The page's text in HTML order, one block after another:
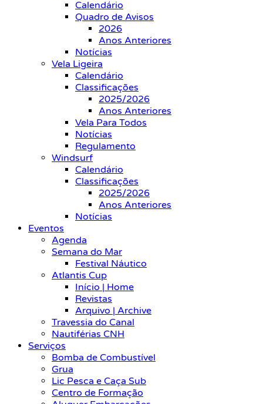
Calendário
Quadro de Avisos
2026
Anos Anteriores
Notícias
Vela Ligeira
Calendário
Classificações
2025/2026
Anos Anteriores
Vela Para Todos
Notícias
Regulamento
Windsurf
Calendário
Classificações
2025/2026
Anos Anteriores
Notícias
Eventos
Agenda
Semana do Mar
Festival Náutico
Atlantis Cup
Início | Home
Revistas
Arquivo | Archive
Travessia do Canal
Nautiférias CNH
Serviços
Bomba de Combustível
Grua
Lic Pesca e Caça Sub
Centro de Formação